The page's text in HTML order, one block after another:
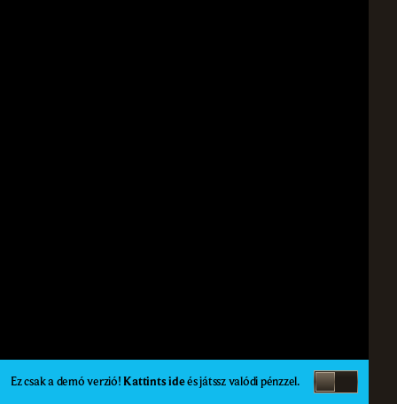
Ez csak a demó verzió! Kattints ideés játssz valódi pénzzel.